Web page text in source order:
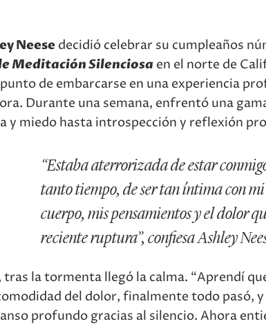
Neese decidió celebrar su cumpleaños
Meditación Silenciosa en el norte de
de embarcarse en una experiencia
Durante una semana, enfrentó una
y miedo hasta introspección y reflexión
“Estaba aterrorizada de estar
tanto tiempo, de ser tan íntima con
cuerpo, mis pensamientos y el dolor
reciente ruptura”, confiesa Ashley
tras la tormenta llegó la calma. “Aprendí
del dolor, finalmente todo pasó,
profundo gracias al silencio. Ahora